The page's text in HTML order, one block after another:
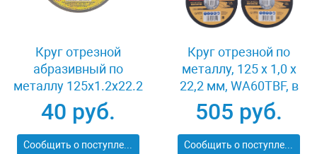
Круг отрезной
абразивный по
металлу 125x1.2x22.2
мм Луга 3612-125-1.2
40 руб.
Сообщить о поступлении
Круг отрезной по
металлу, 125 х 1,0 х
22,2 мм, WA60TBF, в
метал.банке, 10 шт.
Denzel 737610
505 руб.
Сообщить о поступлении